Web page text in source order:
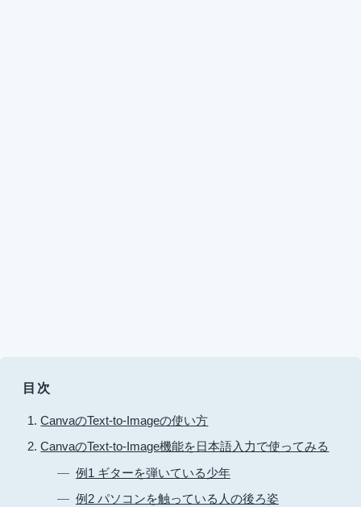
目次
CanvaのText-to-Imageの使い方
CanvaのText-to-Image機能を日本語入力で使ってみる
例1 ギターを弾いている少年
例2 パソコンを触っている人の後ろ姿